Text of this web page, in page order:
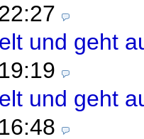
und geht
und geht